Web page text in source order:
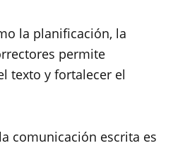
la planificación, la
permite
texto y fortalecer el
comunicación escrita es